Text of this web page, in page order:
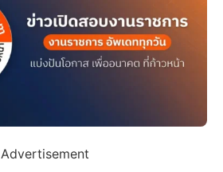
Advertisement